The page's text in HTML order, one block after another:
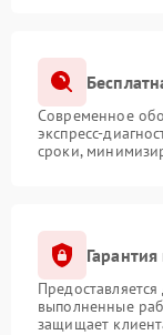
Современное
экспресс-
сроки,
выполненные
защищает